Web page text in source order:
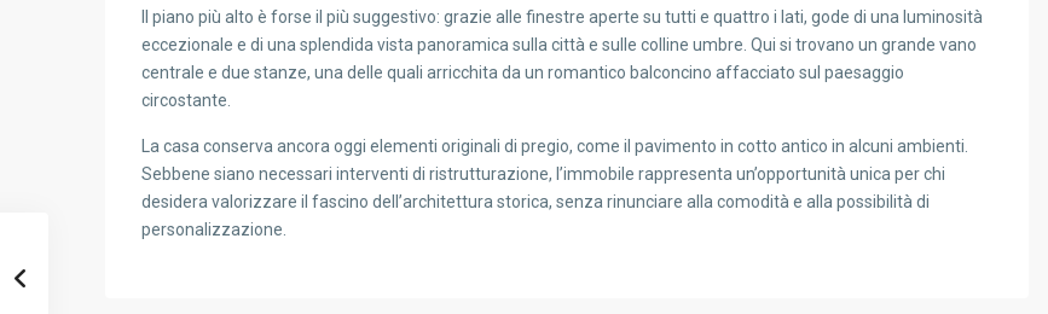
Il piano più alto è forse il più suggestivo: grazie alle finestre aperte su tutti e quattro i lati, gode di una luminosità
eccezionale e di una splendida vista panoramica sulla città e sulle colline umbre. Qui si trovano un grande vano
centrale e due stanze, una delle quali arricchita da un romantico balconcino affacciato sul paesaggio
circostante.
La casa conserva ancora oggi elementi originali di pregio, come il pavimento in cotto antico in alcuni ambienti.
Sebbene siano necessari interventi di ristrutturazione, l’immobile rappresenta un’opportunità unica per chi
desidera valorizzare il fascino dell’architettura storica, senza rinunciare alla comodità e alla possibilità di
personalizzazione.